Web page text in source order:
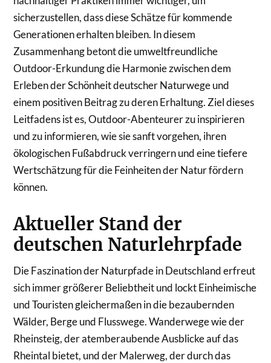
sicherzustellen, dass diese Schätze für kommende
Generationen erhalten bleiben. In diesem
Zusammenhang betont die umweltfreundliche
Outdoor-Erkundung die Harmonie zwischen dem
Erleben der Schönheit deutscher Naturwege und
einem positiven Beitrag zu deren Erhaltung. Ziel dieses
Leitfadens ist es, Outdoor-Abenteurer zu inspirieren
und zu informieren, wie sie sanft vorgehen, ihren
ökologischen Fußabdruck verringern und eine tiefere
Wertschätzung für die Feinheiten der Natur fördern
können.
Aktueller Stand der
deutschen Naturlehrpfade
Die Faszination der Naturpfade in Deutschland erfreut
sich immer größerer Beliebtheit und lockt Einheimische
und Touristen gleichermaßen in die bezaubernden
Wälder, Berge und Flusswege. Wanderwege wie der
Rheinsteig, der atemberaubende Ausblicke auf das
Rheintal bietet, und der Malerweg, der durch das